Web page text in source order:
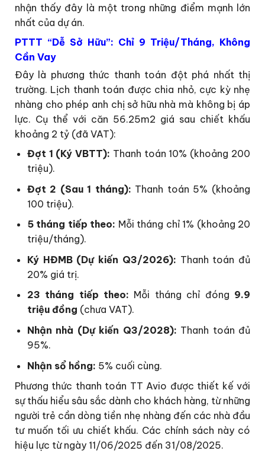
nhận thấy đây là một trong những điểm mạnh lớn
nhất của dự án.
PTTT “Dễ Sở Hữu”: Chỉ 9 Triệu/Tháng, Không
Cần Vay
Đây là phương thức thanh toán đột phá nhất thị
trường. Lịch thanh toán được chia nhỏ, cực kỳ nhẹ
nhàng cho phép anh chị sở hữu nhà mà không bị áp
lực. Cụ thể với căn 56.25m2 giá sau chiết khấu
khoảng 2 tỷ (đã VAT):
Đợt 1 (Ký VBTT): Thanh toán 10% (khoảng 200
triệu).
Đợt 2 (Sau 1 tháng): Thanh toán 5% (khoảng
100 triệu).
5 tháng tiếp theo: Mỗi tháng chỉ 1% (khoảng 20
triệu/tháng).
Ký HĐMB (Dự kiến Q3/2026): Thanh toán đủ
20% giá trị.
23 tháng tiếp theo: Mỗi tháng chỉ đóng 9.9
triệu đồng (chưa VAT).
Nhận nhà (Dự kiến Q3/2028): Thanh toán đủ
95%.
Nhận sổ hồng: 5% cuối cùng.
Phương thức thanh toán TT Avio được thiết kế với
sự thấu hiểu sâu sắc dành cho khách hàng, từ những
người trẻ cần dòng tiền nhẹ nhàng đến các nhà đầu
tư muốn tối ưu chiết khấu. Các chính sách này có
hiệu lực từ ngày 11/06/2025 đến 31/08/2025.